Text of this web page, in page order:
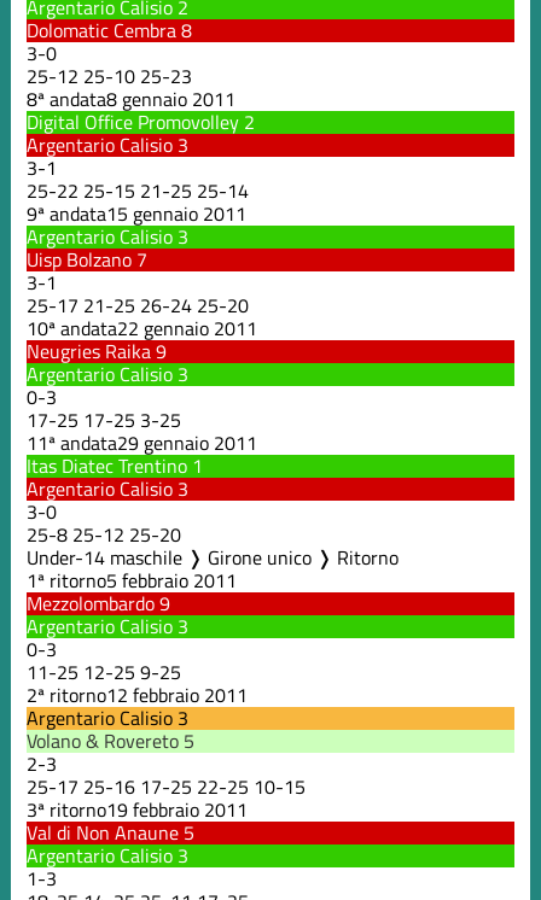
Argentario Calisio 2
Dolomatic Cembra8
3-0
25-12 25-10 25-23
8ª andata8 gennaio 2011
Digital Office Promovolley 2
Argentario Calisio 3
3-1
25-22 25-15 21-25 25-14
9ª andata15 gennaio 2011
Argentario Calisio 3
Uisp Bolzano 7
3-1
25-17 21-25 26-24 25-20
10ª andata22 gennaio 2011
Neugries Raika9
Argentario Calisio 3
0-3
17-25 17-25 3-25
11ª andata29 gennaio 2011
Itas Diatec Trentino 1
Argentario Calisio 3
3-0
25-8 25-12 25-20
Under-14 maschile ❭ Girone unico ❭ Ritorno
1ª ritorno5 febbraio 2011
Mezzolombardo9
Argentario Calisio 3
0-3
11-25 12-25 9-25
2ª ritorno12 febbraio 2011
Argentario Calisio 3
Volano & Rovereto 5
2-3
25-17 25-16 17-25 22-25 10-15
3ª ritorno19 febbraio 2011
Val di Non Anaune 5
Argentario Calisio 3
1-3